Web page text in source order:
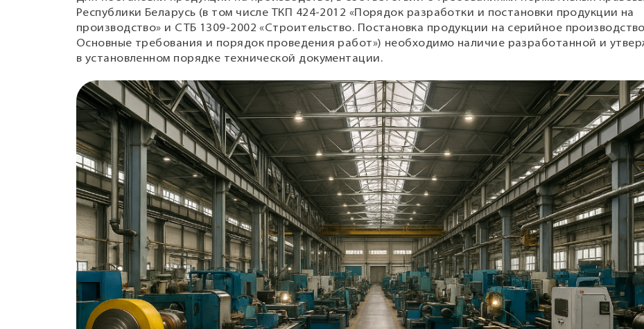
Республики Беларусь (в том числе ТКП 424-2012 «Порядок разработки и постановки продукции на
производство» и СТБ 1309-2002 «Строительство. Постановка продукции на серийное
Основные требования и порядок проведения работ») необходимо наличие разработанной и
в установленном порядке технической документации.